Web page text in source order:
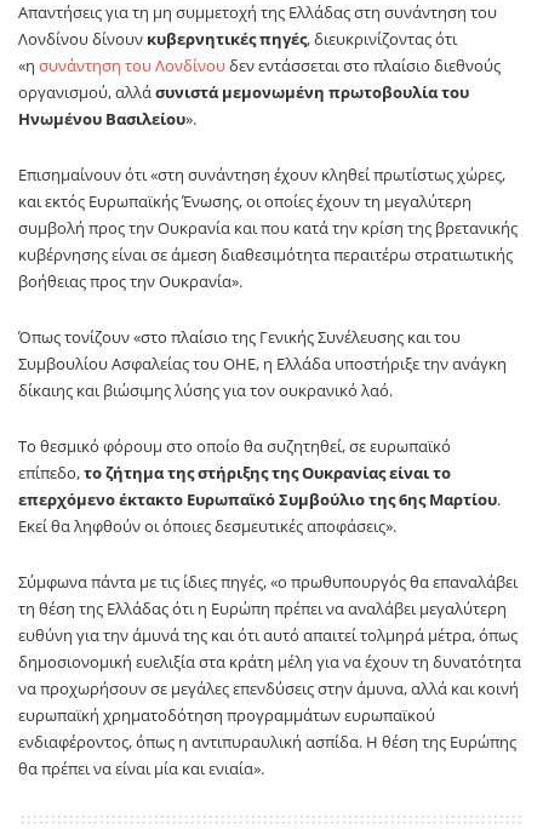
Απαντήσεις για τη μη συμμετοχή της Ελλάδας στη συνάντηση του
Λονδίνου δίνουν κυβερνητικές πηγές, διευκρινίζοντας ότι
«η συνάντηση του Λονδίνουδεν εντάσσεται στο πλαίσιο διεθνούς
οργανισμού, αλλάσυνιστά μεμονωμένη πρωτοβουλία του
Ηνωμένου Βασιλείου».
Επισημαίνουν ότι «στη συνάντηση έχουν κληθεί πρωτίστως χώρες,
και εκτός Ευρωπαϊκής Ένωσης, οι οποίες έχουν τη μεγαλύτερη
συμβολή προς την Ουκρανία και που κατά την κρίση της βρετανικής
κυβέρνησης είναι σε άμεση διαθεσιμότητα περαιτέρω στρατιωτικής
βοήθειας προς την Ουκρανία».
Όπως τονίζουν «στο πλαίσιο της Γενικής Συνέλευσης και του
Συμβουλίου Ασφαλείας του ΟΗΕ, η Ελλάδα υποστήριξε την ανάγκη
δίκαιης και βιώσιμης λύσης για τον ουκρανικό λαό.
Το θεσμικό φόρουμ στο οποίο θα συζητηθεί, σε ευρωπαϊκό
επίπεδο,το ζήτημα της στήριξης της Ουκρανίας είναι το
επερχόμενο έκτακτο Ευρωπαϊκό Συμβούλιο της 6ης Μαρτίου.
Εκεί θα ληφθούν οι όποιες δεσμευτικές αποφάσεις».
Σύμφωνα πάντα με τις ίδιες πηγές, «ο πρωθυπουργός θα επαναλάβει
τη θέση της Ελλάδας ότι η Ευρώπη πρέπει να αναλάβει μεγαλύτερη
ευθύνη για την άμυνά της και ότι αυτό απαιτεί τολμηρά μέτρα, όπως
δημοσιονομική ευελιξία στα κράτη μέλη για να έχουν τη δυνατότητα
να προχωρήσουν σε μεγάλες επενδύσεις στην άμυνα, αλλά και κοινή
ευρωπαϊκή χρηματοδότηση προγραμμάτων ευρωπαϊκού
ενδιαφέροντος, όπως η αντιπυραυλική ασπίδα. Η θέση της Ευρώπης
θα πρέπει να είναι μία και ενιαία».